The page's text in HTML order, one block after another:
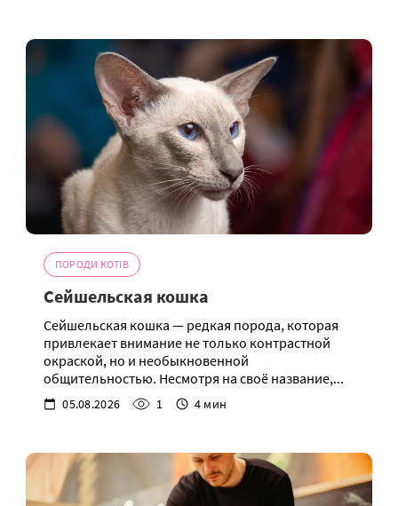
ПОРОДИ КОТІВ
Сейшельская кошка
Сейшельская кошка — редкая порода, которая
привлекает внимание не только контрастной
окраской, но и необыкновенной
общительностью. Несмотря на своё название,...
05.08.2026 1 4 мин